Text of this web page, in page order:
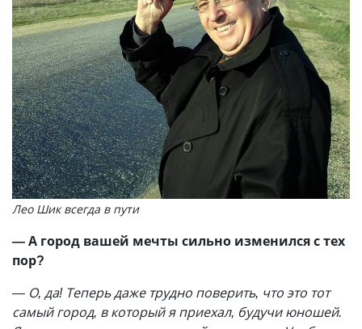
Лео Шик всегда в пути
— А город вашей мечты сильно изменился с тех
пор?
— О, да! Теперь даже трудно поверить, что это тот
самый город, в который я приехал, будучи юношей.